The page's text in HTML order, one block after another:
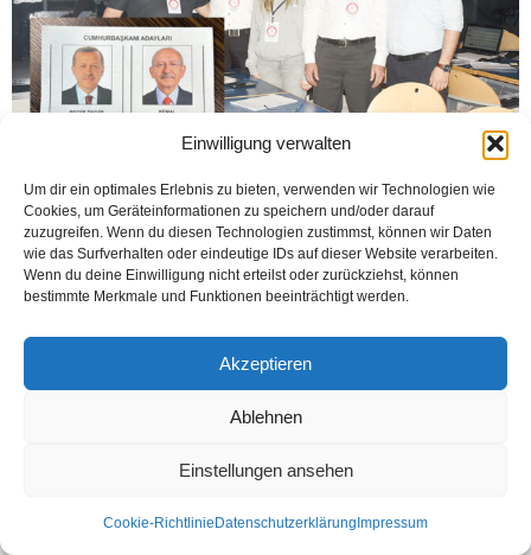
Einwilligung verwalten
Um dir ein optimales Erlebnis zu bieten, verwenden wir Technologien wie
Cookies, um Geräteinformationen zu speichern und/oder darauf
zuzugreifen. Wenn du diesen Technologien zustimmst, können wir Daten
wie das Surfverhalten oder eindeutige IDs auf dieser Website verarbeiten.
Wenn du deine Einwilligung nicht erteilst oder zurückziehst, können
bestimmte Merkmale und Funktionen beeinträchtigt werden.
Akzeptieren
Ablehnen
Einstellungen ansehen
Cookie-Richtlinie Datenschutzerklärung Impressum
ANKARA - MÜNSTER (AA - Öztürk) Yüksek Seçim Kurulu (YSK) Başkanı Ahmet
Yener, dün yapılan Cumhurbaşkanı Seçimi‘nde, hiçbir adayın seçilme
yeterliliğini kazanamadığını, daha önceden ilan...
Weiterlesen
Datenschutzerklärung